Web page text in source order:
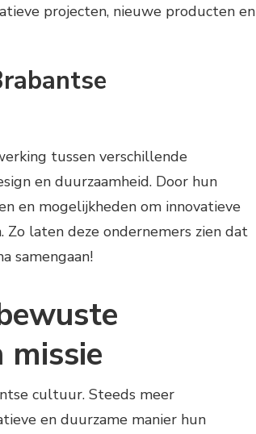
projecten, nieuwe producten en
tussen verschillende
en duurzaamheid. Door hun
en mogelijkheden om innovatieve
laten deze ondernemers zien dat
samengaan!
missie
cultuur. Steeds meer
en duurzame manier hun